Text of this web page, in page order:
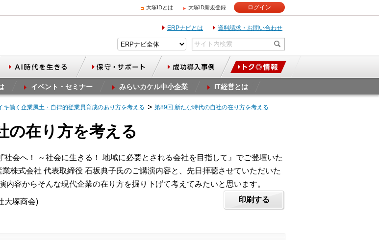
大塚IDとは 大塚ID新規登録 ログイン
ERPナビとは 資料請求・お問い合わせ
イベント・セミナー みらいカケル中小企業 IT経営とは
キ働く企業風土・自律的従業員育成のあり方を考える 第89回 新たな時代の自社の在り方を考える
の在り方を考える
社会へ！ ～社会に生きる！ 地域に必要とされる会社を目指して』でご登壇いた
株式会社 代表取締役 石坂典子氏のご講演内容と、先日拝聴させていただいた
容からそんな現代企業の在り方を掘り下げて考えてみたいと思います。
大塚商会) 印刷する